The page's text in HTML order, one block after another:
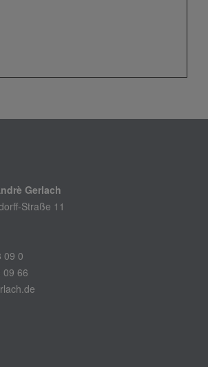
Gerlach
Straße 11
09 0
09 66